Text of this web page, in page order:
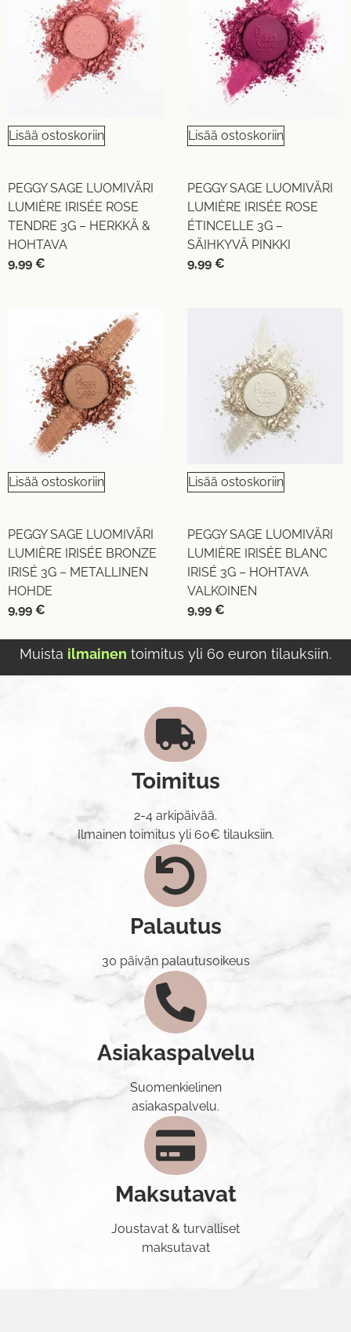
Lisää ostoskoriin
PEGGY SAGE LUOMIVÄRI
LUMIÈRE IRISÉE ROSE
TENDRE 3G – HERKKÄ &
HOHTAVA
9,99 €
Lisää ostoskoriin
PEGGY SAGE LUOMIVÄRI
LUMIÈRE IRISÉE ROSE
ÉTINCELLE 3G –
SÄIHKYVÄ PINKKI
9,99 €
Lisää ostoskoriin
PEGGY SAGE LUOMIVÄRI
LUMIÈRE IRISÉE BRONZE
IRISÉ 3G – METALLINEN
HOHDE
9,99 €
Lisää ostoskoriin
PEGGY SAGE LUOMIVÄRI
LUMIÈRE IRISÉE BLANC
IRISÉ 3G – HOHTAVA
VALKOINEN
9,99 €
Muista ilmainen toimitus yli 60 euron tilauksiin.
Toimitus
2-4 arkipäivää.
Ilmainen toimitus yli 60€ tilauksiin.
Palautus
30 päivän palautusoikeus
Asiakaspalvelu
Suomenkielinen
asiakaspalvelu.
Maksutavat
Joustavat & turvalliset
maksutavat